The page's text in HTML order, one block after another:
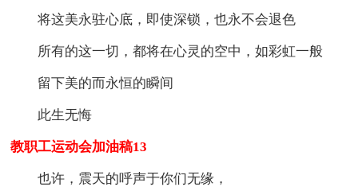
将这美永驻心底，即使深锁，也永不会退色
所有的这一切，都将在心灵的空中，如彩虹一般
留下美的而永恒的瞬间
此生无悔
教职工运动会加油稿13
也许，震天的呼声于你们无缘，